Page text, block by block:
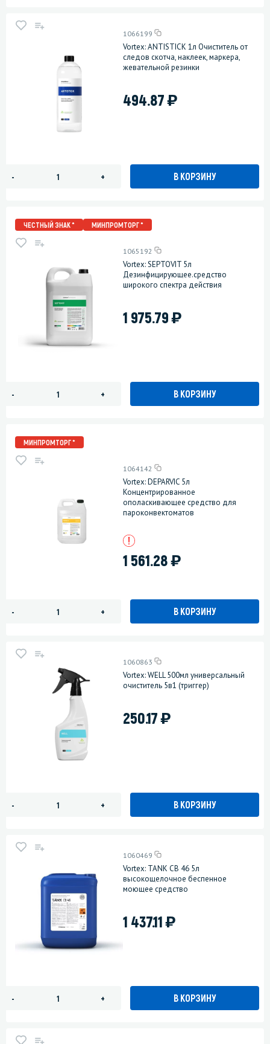
1066199
Vortex: ANTISTICK 1л Очиститель от
следов скотча, наклеек, маркера,
жевательной резинки
494.87)
- + В КОРЗИНУ
ЧЕСТНЫЙ ЗНАК * МИНПРОМТОРГ *
1065192
Vortex: SEPTOVIT 5л
Дезинфицирующее.средство
широкого спектра действия
1 975.79)
- + В КОРЗИНУ
МИНПРОМТОРГ *
1064142
Vortex: DEPARVIC 5л
Концентрированное
ополаскивающее средство для
пароконвектоматов
1 561.28)
- + В КОРЗИНУ
1060863
Vortex: WELL 500мл универсальный
очиститель 5в1 (триггер)
250.17)
- + В КОРЗИНУ
1060469
Vortex: TANK CB 46 5л
высокощелочное беспенное
моющее средство
1 437.11)
- + В КОРЗИНУ